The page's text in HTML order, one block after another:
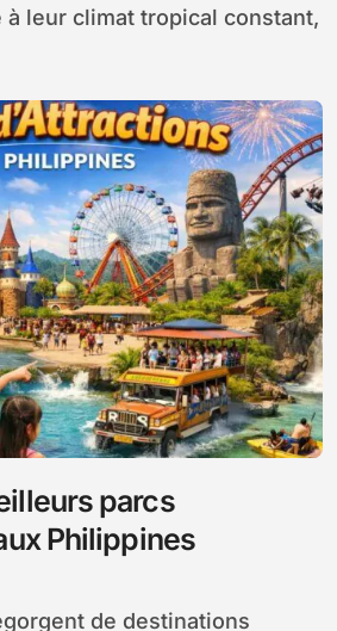
à leur climat tropical constant,
parcs
Philippines